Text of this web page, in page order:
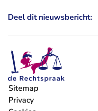
Deel dit nieuwsbericht:
Sitemap
Privacy